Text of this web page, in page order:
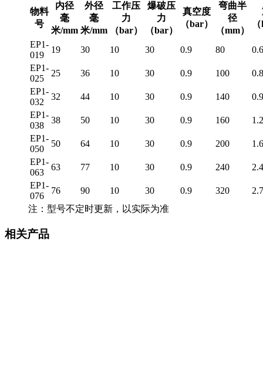
物料
号
内径
毫
米/mm
外径
毫
米/mm
工作压
力
（bar）
爆破压
力
（bar）
真空度
（bar）
弯曲半
径
（mm）
EP1-
019
19 30 10 30 0.9 80
EP1-
025
25 36 10 30 0.9 100
EP1-
032
32 44 10 30 0.9 140
EP1-
038
38 50 10 30 0.9 160
1.2
EP1-
050
50 64 10 30 0.9 200
EP1-
063
63 77 10 30 0.9 240
EP1-
076
76 90 10 30 0.9 320
注：型号不定时更新，以实际为准
相关产品